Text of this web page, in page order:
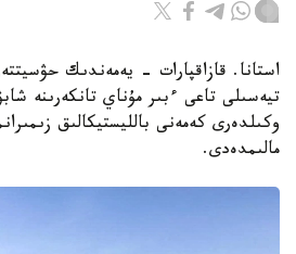
استانا. قازاقپارات - يەمەندىك
تيەسىلى تاعى ءبىر مۇناي تانكەرىنە
وكىلدەرى كەمەنى بالليستيكالىق
مالىمدەدى.